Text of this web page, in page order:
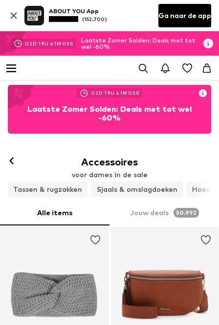
ABOUT YOU App
(152.700) Ga naar de app
02D 19U 41M 01 S
Laatste Zomer Solden: Deals met tot
wel -60%
02D 19U 41M 01 S
Laatste Zomer Solden: Deals met tot wel
-60%
Accessoires
voor dames in de sale
Tassen & rugzakken
Sjaals & omslagdoeken
Alle items Jouw deals 50.992